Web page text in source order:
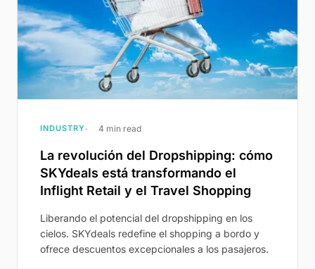
INDUSTRY 4 min read
La revolución del Dropshipping: cómo
SKYdeals está transformando el
Inflight Retail y el Travel Shopping
Liberando el potencial del dropshipping en los
cielos. SKYdeals redefine el shopping a bordo y
ofrece descuentos excepcionales a los pasajeros.